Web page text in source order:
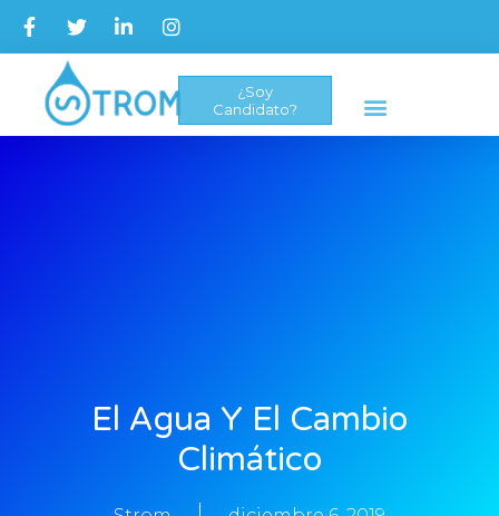
¿Soy
Candidato?
El Agua Y El Cambio
Climático